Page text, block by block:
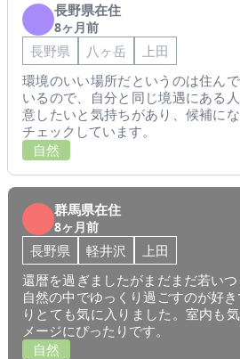
長野県在住
8ヶ月前
長野県 八ヶ岳
上田
環境のいい場所だというのは住ん
いるので、自分と同じ境遇にある
意したいと気持ちがあり、候補に
チェックしています。
自然
群馬県在住
8ヶ月前
長野県 軽井沢
上田
還暦を過ぎましたがまだまだ若い
自然の中でゆっくり過ごすのが好
りとても気に入りました。室内も
メージにぴったりです。
自然